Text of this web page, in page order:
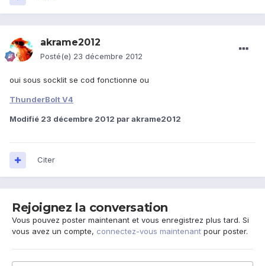
akrame2012
Posté(e) 23 décembre 2012
oui sous socklit se cod fonctionne ou
ThunderBolt V4
Modifié 23 décembre 2012 par akrame2012
Citer
Rejoignez la conversation
Vous pouvez poster maintenant et vous enregistrez plus tard. Si
vous avez un compte, connectez-vous maintenant pour poster.